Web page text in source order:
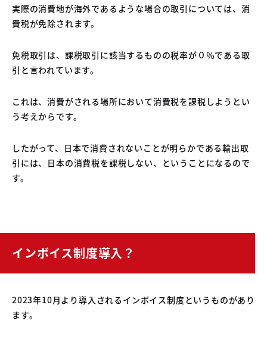
実際の消費地が海外であるような場合の取引については、消
費税が免除されます。
免税取引は、課税取引に該当するものの税率が０％である取
引と言われています。
これは、消費がされる場所において消費税を課税しようとい
う考えからです。
したがって、日本で消費されないことが明らかである輸出取
引には、日本の消費税を課税しない、ということになるので
す。
インボイス制度導入？
2023年10月より導入されるインボイス制度というものがあり
ます。